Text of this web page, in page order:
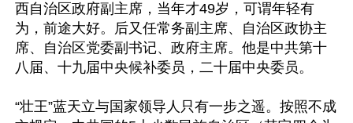
西自治区政府副主席，当年才49岁，可谓年轻有
为，前途大好。后又任常务副主席、自治区政协主
席、自治区党委副书记、政府主席。他是中共第十
八届、十九届中央候补委员，二十届中央委员。
“壮王”蓝天立与国家领导人只有一步之遥。按照不成